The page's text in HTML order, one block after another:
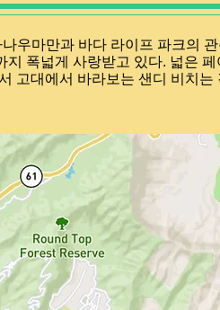
우마만과 바다 라이프 파크의
지 폭넓게 사랑받고 있다. 넓은
고대에서 바라보는 샌디 비치는